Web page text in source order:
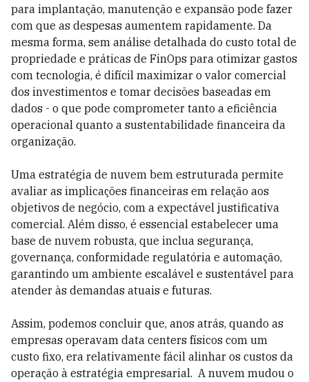
para implantação, manutenção e expansão pode fazer
com que as despesas aumentem rapidamente. Da
mesma forma, sem análise detalhada do custo total de
propriedade e práticas de FinOps para otimizar gastos
com tecnologia, é difícil maximizar o valor comercial
dos investimentos e tomar decisões baseadas em
dados - o que pode comprometer tanto a eficiência
operacional quanto a sustentabilidade financeira da
organização.
Uma estratégia de nuvem bem estruturada permite
avaliar as implicações financeiras em relação aos
objetivos de negócio, com a expectável justificativa
comercial. Além disso, é essencial estabelecer uma
base de nuvem robusta, que inclua segurança,
governança, conformidade regulatória e automação,
garantindo um ambiente escalável e sustentável para
atender às demandas atuais e futuras.
Assim, podemos concluir que, anos atrás, quando as
empresas operavam data centers físicos com um
custo fixo, era relativamente fácil alinhar os custos da
operação à estratégia empresarial. A nuvem mudou o